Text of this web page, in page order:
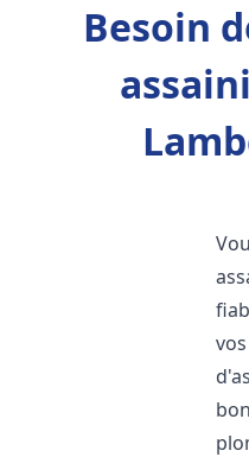
Besoin